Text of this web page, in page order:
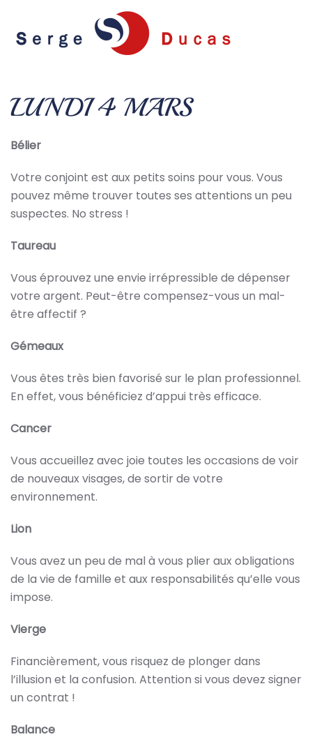
Skip to main content
LUNDI 4 MARS
Bélier
Votre conjoint est aux petits soins pour vous. Vous
pouvez même trouver toutes ses attentions un peu
suspectes. No stress !
Taureau
Vous éprouvez une envie irrépressible de dépenser
votre argent. Peut-être compensez-vous un mal-
être affectif ?
Gémeaux
Vous êtes très bien favorisé sur le plan professionnel.
En effet, vous bénéficiez d’appui très efficace.
Cancer
Vous accueillez avec joie toutes les occasions de voir
de nouveaux visages, de sortir de votre
environnement.
Lion
Vous avez un peu de mal à vous plier aux obligations
de la vie de famille et aux responsabilités qu’elle vous
impose.
Vierge
Financièrement, vous risquez de plonger dans
l’illusion et la confusion. Attention si vous devez signer
un contrat !
Balance